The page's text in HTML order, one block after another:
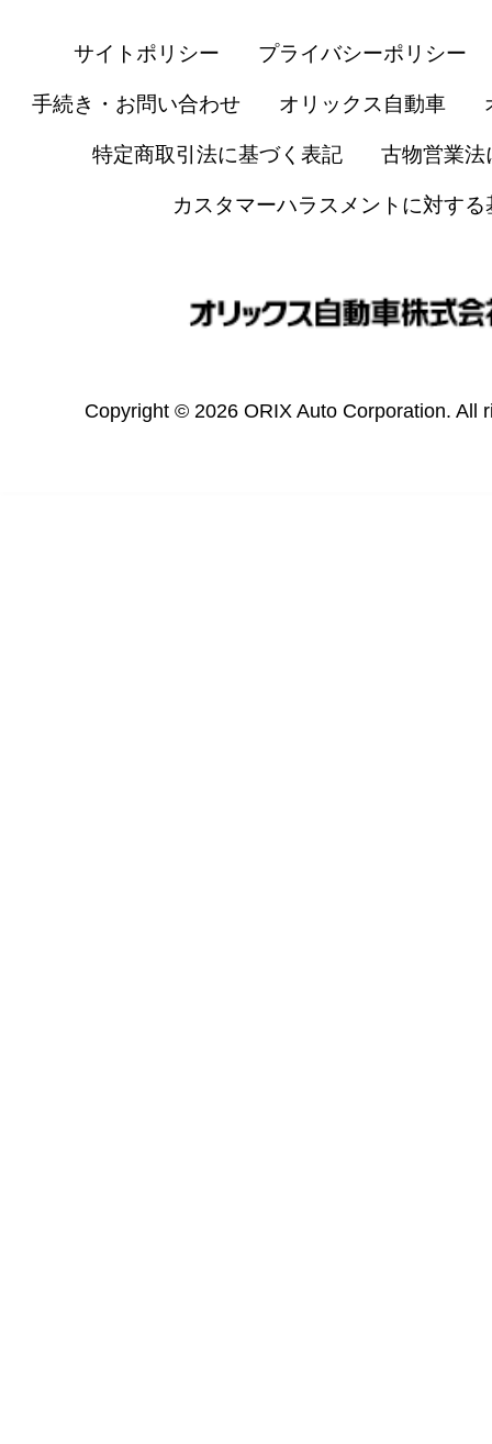
サイトポリシー プライバシーポリシー
手続き・お問い合わせ オリックス自動車
特定商取引法に基づく表記 古物営業法
カスタマーハラスメントに対する
Copyright © 2026 ORIX Auto Corporation. All